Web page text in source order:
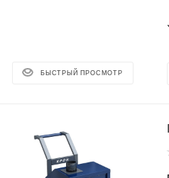
БЫСТРЫЙ ПРОСМОТР